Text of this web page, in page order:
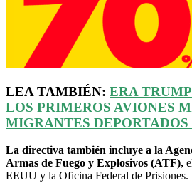
LEA TAMBIÉN: ERA
LOS PRIMEROS AVIONES
MIGRANTES DEPORTADOS
La directiva también incluye a la
Armas de Fuego y Explosivos (ATF),
EEUU y la Oficina Federal de Prisiones.